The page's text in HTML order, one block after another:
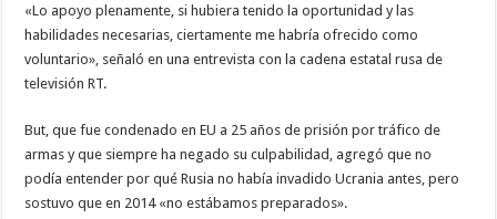
«Lo apoyo plenamente, si hubiera tenido la oportunidad y las
habilidades necesarias, ciertamente me habría ofrecido como
voluntario», señaló en una entrevista con la cadena estatal rusa de
televisión RT.
But, que fue condenado en EU a 25 años de prisión por tráfico de
armas y que siempre ha negado su culpabilidad, agregó que no
podía entender por qué Rusia no había invadido Ucrania antes, pero
sostuvo que en 2014 «no estábamos preparados».